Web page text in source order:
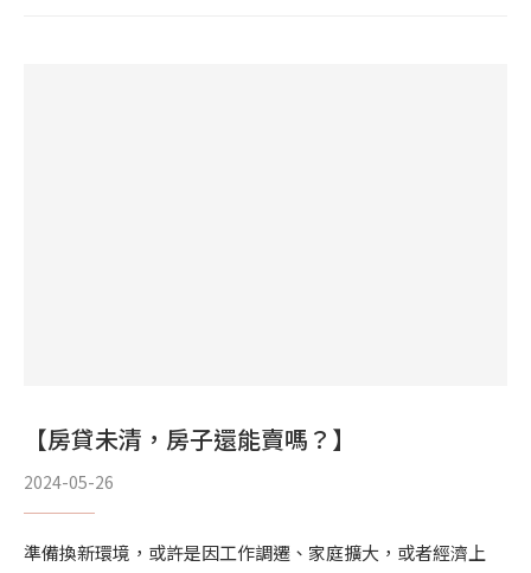
【房貸未清，房子還能賣嗎？】
2024-05-26
準備換新環境，或許是因工作調遷、家庭擴大，或者經濟上